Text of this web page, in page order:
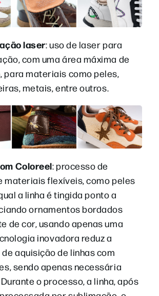
laser: uso de laser para
com uma área máxima de
para materiais como peles,
metais, entre outros.
Coloreel: processo de
materiais flexíveis, como peles
a linha é tingida ponto a
ornamentos bordados
de cor, usando apenas uma
inovadora reduz a
aquisição de linhas com
sendo apenas necessária
o processo, a linha, após